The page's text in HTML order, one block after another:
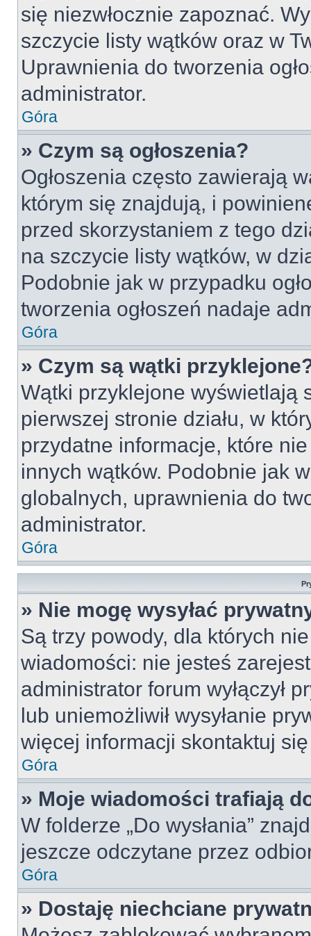
się niezwłocznie zapoznać.
szczycie listy wątków oraz w
Uprawnienia do tworzenia
administrator.
Góra
» Czym są ogłoszenia?
Ogłoszenia często zawierają
którym się znajdują, i
przed skorzystaniem z tego
na szczycie listy wątków, w
Podobnie jak w przypadku
tworzenia ogłoszeń nadaje
Góra
» Czym są wątki
Wątki przyklejone wyświetlają
pierwszej stronie działu, w
przydatne informacje, które
innych wątków. Podobnie jak
globalnych, uprawnienia do
administrator.
Góra
» Nie mogę wysyłać
Są trzy powody, dla których
wiadomości: nie jesteś
administrator forum wyłączył
lub uniemożliwił wysyłanie
więcej informacji skontaktuj
Góra
» Moje wiadomości trafiają
W folderze „Do wysłania”
jeszcze odczytane przez
Góra
» Dostaję niechciane